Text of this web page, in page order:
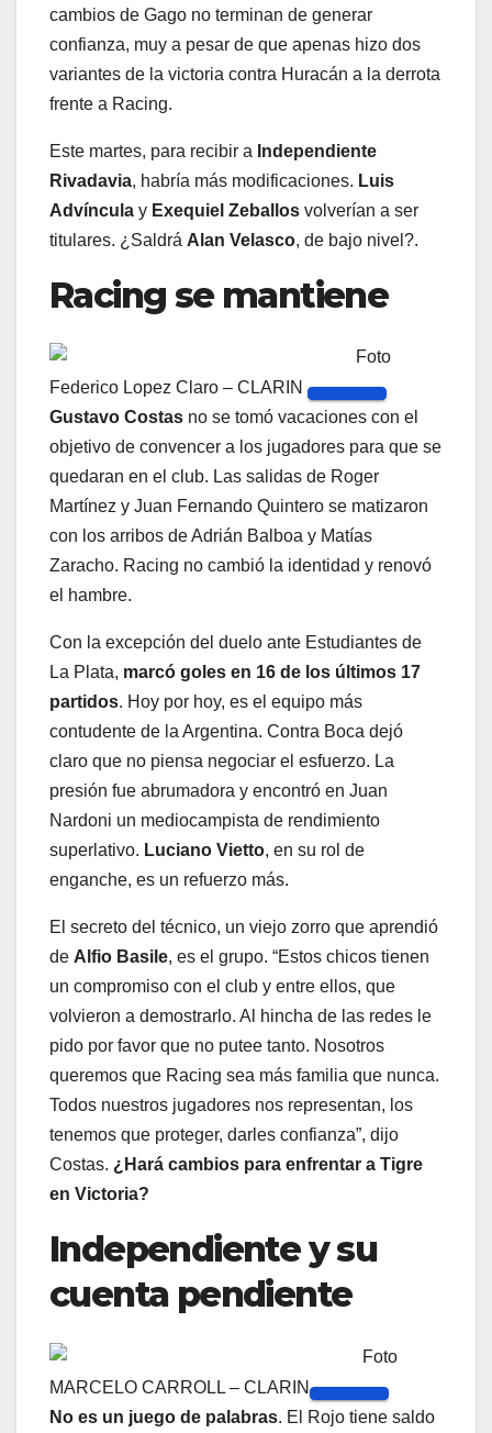
cambios de Gago no terminan de generar
confianza, muy a pesar de que apenas hizo dos
variantes de la victoria contra Huracán a la derrota
frente a Racing.
Este martes, para recibir a Independiente
Rivadavia, habría más modificaciones. Luis
Advíncula y Exequiel Zeballos volverían a ser
titulares. ¿Saldrá Alan Velasco, de bajo nivel?.
Racing se mantiene
Foto
Federico Lopez Claro – CLARIN
Gustavo Costas no se tomó vacaciones con el
objetivo de convencer a los jugadores para que se
quedaran en el club. Las salidas de Roger
Martínez y Juan Fernando Quintero se matizaron
con los arribos de Adrián Balboa y Matías
Zaracho. Racing no cambió la identidad y renovó
el hambre.
Con la excepción del duelo ante Estudiantes de
La Plata, marcó goles en 16 de los últimos 17
partidos. Hoy por hoy, es el equipo más
contudente de la Argentina. Contra Boca dejó
claro que no piensa negociar el esfuerzo. La
presión fue abrumadora y encontró en Juan
Nardoni un mediocampista de rendimiento
superlativo. Luciano Vietto, en su rol de
enganche, es un refuerzo más.
El secreto del técnico, un viejo zorro que aprendió
de Alfio Basile, es el grupo. “Estos chicos tienen
un compromiso con el club y entre ellos, que
volvieron a demostrarlo. Al hincha de las redes le
pido por favor que no putee tanto. Nosotros
queremos que Racing sea más familia que nunca.
Todos nuestros jugadores nos representan, los
tenemos que proteger, darles confianza”, dijo
Costas. ¿Hará cambios para enfrentar a Tigre
en Victoria?
Independiente y su
cuenta pendiente
Foto
MARCELO CARROLL – CLARIN
No es un juego de palabras. El Rojo tiene saldo